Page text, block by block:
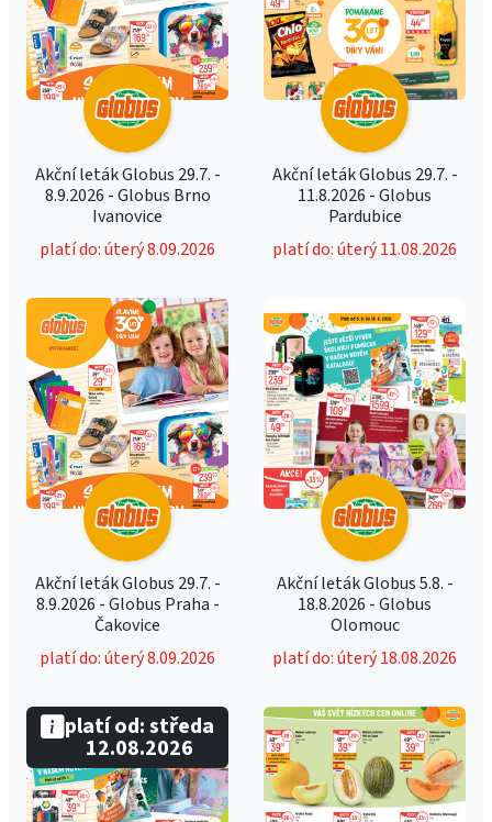
Akční leták Globus 29.7. -
8.9.2026 - Globus Brno
Ivanovice
platí do: úterý 8.09.2026
Akční leták Globus 29.7. -
11.8.2026 - Globus
Pardubice
platí do: úterý 11.08.2026
Akční leták Globus 29.7. -
8.9.2026 - Globus Praha -
Čakovice
platí do: úterý 8.09.2026
Akční leták Globus 5.8. -
18.8.2026 - Globus
Olomouc
platí do: úterý 18.08.2026
platí od: středa
12.08.2026